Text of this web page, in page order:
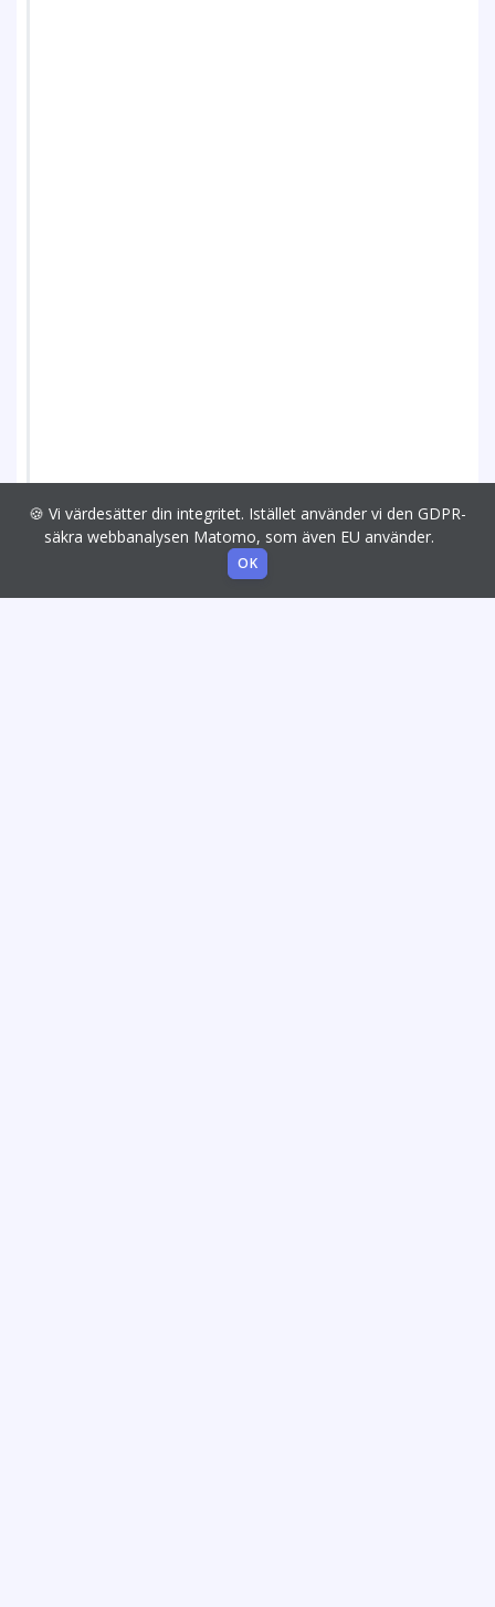
🍪 Vi värdesätter din integritet. Istället använder vi den GDPR-
säkra webbanalysen Matomo, som även EU använder.
OK